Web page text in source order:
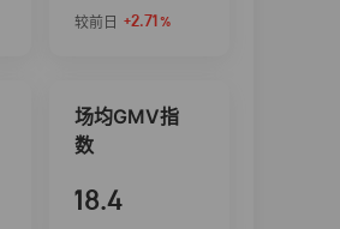
较前日 +2.71 %
场均GMV指
数
18.4